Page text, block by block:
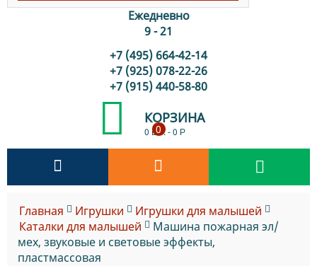
Ежедневно
9 - 21
+7 (495) 664-42-14
+7 (925) 078-22-26
+7 (915) 440-58-80
КОРЗИНА
0 шт.-0 Р
0
Главная Игрушки
Игрушки для малышей
Каталки для малышей
Машина пожарная эл/
мех, звуковые и световые эффекты,
пластмассовая